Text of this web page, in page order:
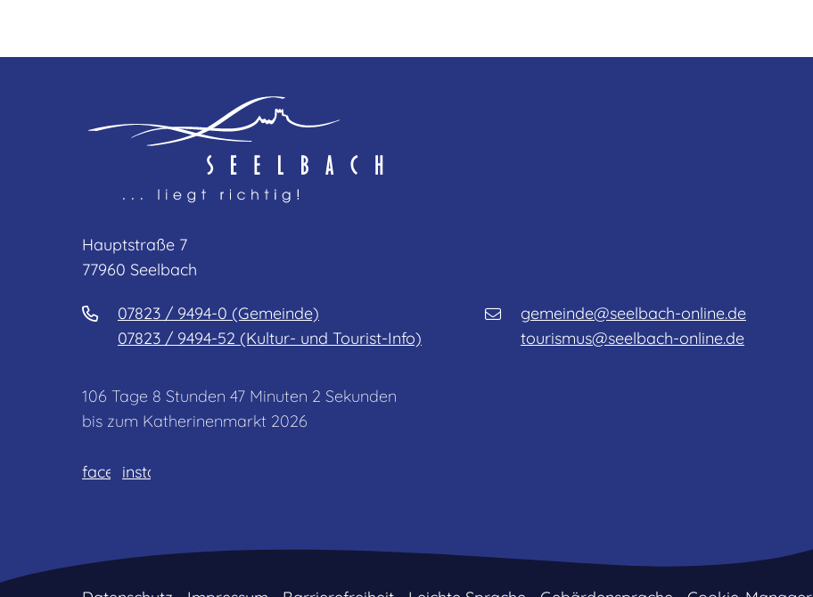
Hauptstraße 7
77960 Seelbach
07823 / 9494-0 (Gemeinde)
07823 / 9494-52 (Kultur- und Tourist-Info)
gemeinde@seelbach-online.de
tourismus@seelbach-online.de
106 Tage 8 Stunden 47 Minuten 2 Sekunden
bis zum Katherinenmarkt 2026
facebookinstagram